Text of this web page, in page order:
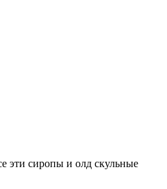
эти сиропы и олд скульные